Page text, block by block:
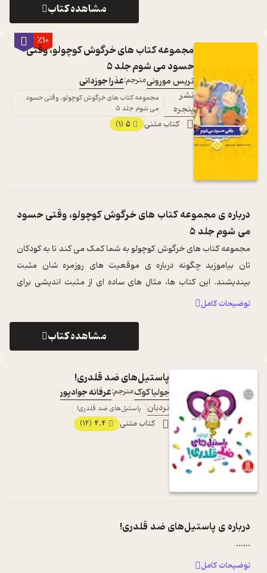
مشاهده کتاب
٪10
مجموعه کتاب های خرگوش کوچولو، وقتی
حسود می شوم جلد 5
تریس مورونیمترجم:عذرا جوزدانی
نشر
پنجره
مجموعه کتاب های خرگوش کوچولو، وقتی حسود
می شوم جلد 5
کتاب متنی 5
(1)
درباره یمجموعه کتاب های خرگوش کوچولو، وقتی حسود
می شوم جلد 5
مجموعه کتاب های خرگوش کوچولو به شما کمک می کند تا به کودکان
تان بیاموزید چگونه درباره ی موقعیت های روزمره شان مثبت
بیندیشند. این کتاب ها، مثال های ساده ای از مثبت اندیشی برای
کودکان را نیز با شما درمی ...
توضیحات کامل
مشاهده کتاب
پاستیل‌های ضد قلدری!
جولیا کوکمترجم:عرفانه جوادپور
نردبان
پاستیل‌های ضد قلدری!
کتاب متنی 4.4
(14)
درباره ی پاستیل‌های ضد قلدری!
...
...
توضیحات کامل